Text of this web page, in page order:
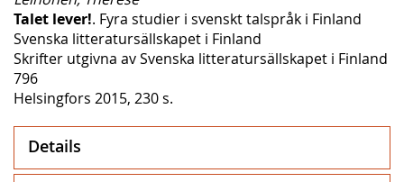
Talet lever!. Fyra studier i svenskt talspråk i Finland
Svenska litteratursällskapet i Finland
Skrifter utgivna av Svenska litteratursällskapet i Finland
796
Helsingfors 2015, 230 s.
Details